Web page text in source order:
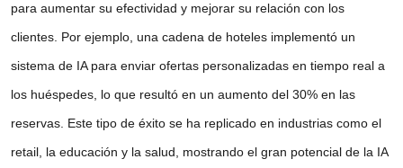
para aumentar su efectividad y mejorar su relación con los
clientes. Por ejemplo, una cadena de hoteles implementó un
sistema de IA para enviar ofertas personalizadas en tiempo real a
los huéspedes, lo que resultó en un aumento del 30% en las
reservas. Este tipo de éxito se ha replicado en industrias como el
retail, la educación y la salud, mostrando el gran potencial de la IA